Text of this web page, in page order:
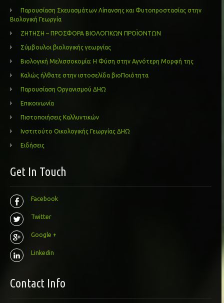
Παρουσίαση Σκευασμάτων Λίπανσης και Φυτοπροστασίας στην
Βιολογική Γεωργία
ΖΗΤΗΣΗ – ΠΡΟΣΦΟΡΑ ΒΙΟΛΟΓΙΚΩΝ ΠΡΟΪΟΝΤΩΝ
Σύμβουλοι βιολογικής γεωργίας
Βιολογική Μελισσοκομία: Η Φύση στην Αγνότερη Μορφή της
Καλώς ήλθατε στην ιστοσελίδα βιοΠοιότητα
Παρουσίαση Οργανισμού ΔΗΩ
Επικοινωνία
Πιστοποιήσεις Καλλυντικών
Ινστιτούτο Οικολογικής Γεωργίας ΔΗΩ
Ειδήσεις
Get In Touch
Facebook
Twitter
Google +
Linkedin
Contact Info